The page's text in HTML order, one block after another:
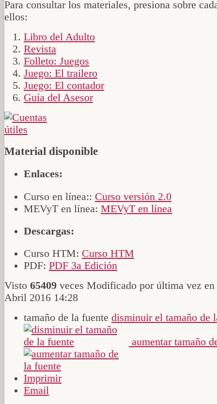
Para consultar los materiales, presiona sobre
ellos:
Libro del Adulto
Revista
Folleto: Juegos
Juego: El trailero
Juego: El contador
Guía del Asesor
Material disponible
Enlaces:
Curso en línea:: Curso versión 2.0
MEVyT en línea: MEVyT en línea
Descargas:
Curso HTM: Curso HTM
PDF: PDF 3a Edición
Visto 65409 veces Modificado por última vez en
Abril 2016 14:28
tamaño de la fuente disminuir el tamaño de
aumentar tamaño
Imprimir
Email